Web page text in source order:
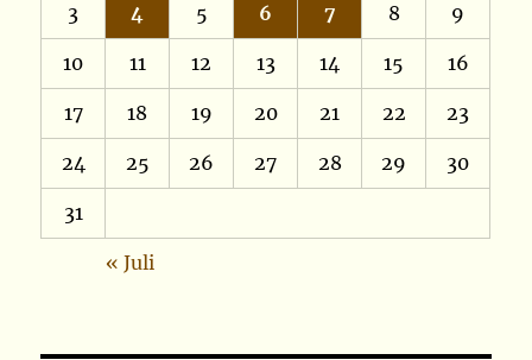
3 4 5 6 7 8 9
10 11 12 13 14 15 16
17 18 19 20 21 22 23
24 25 26 27 28 29 30
31
« Juli